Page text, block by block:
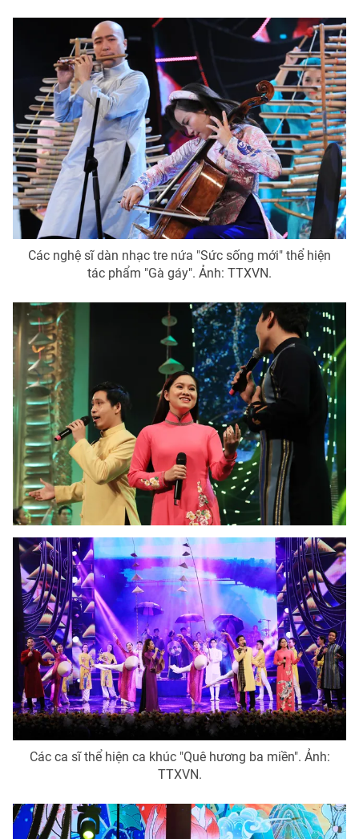
Các nghệ sĩ dàn nhạc tre nứa "Sức sống mới" thể hiện
tác phẩm "Gà gáy". Ảnh: TTXVN.
Các ca sĩ thể hiện ca khúc "Quê hương ba miền". Ảnh:
TTXVN.